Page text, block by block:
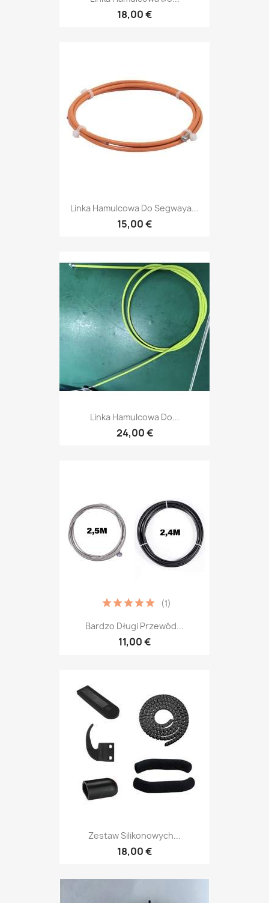
18,00 €
Linka Hamulcowa Do Segwaya...
15,00 €
Linka Hamulcowa Do...
24,00 €
Bardzo Długi Przewód...
11,00 €
(1)
Zestaw Silikonowych...
18,00 €